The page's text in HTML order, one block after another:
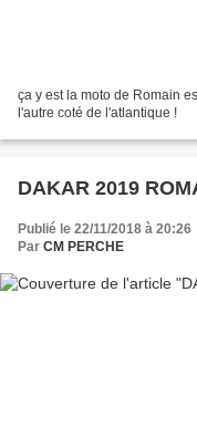
ça y est la moto de Romain
l'autre coté de l'atlantique !
DAKAR 2019
Publié le 22/11/2018 à 20:26
Par CM PERCHE